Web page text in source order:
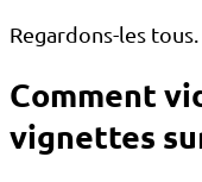
Regardons-les tous.
Comment
vignettes